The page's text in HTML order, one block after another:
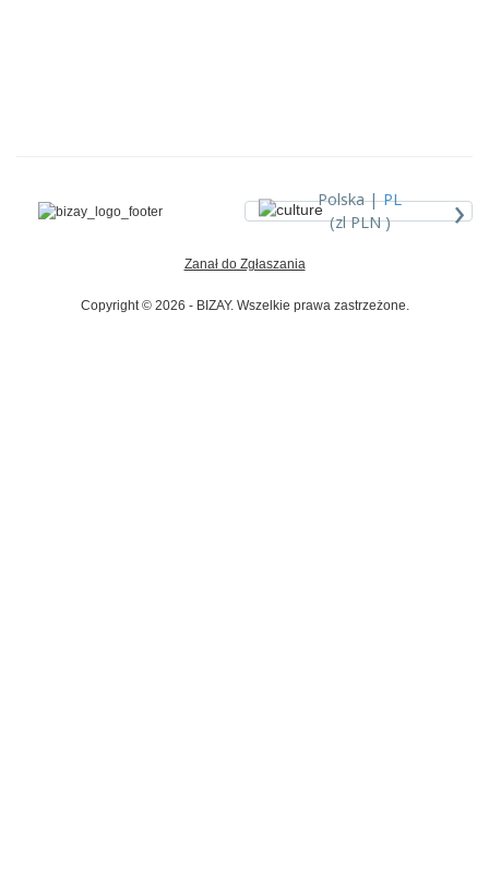
Polska |PL
(zl PLN )
›
Zanał do Zgłaszania
Copyright © 2026 - BIZAY. Wszelkie prawa zastrzeżone.